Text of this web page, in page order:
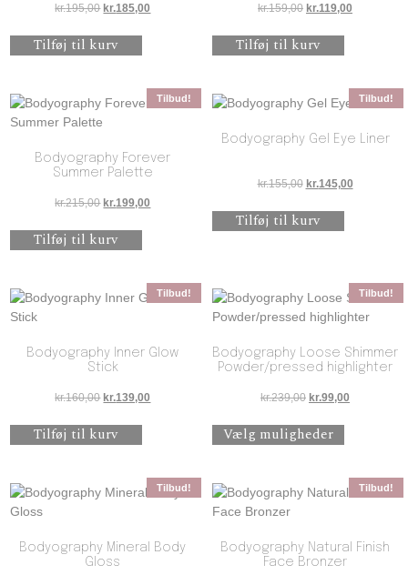
kr.195,00 Den oprindelige pris var: kr.195,00.
kr.185,00 Den aktuelle pris er: kr.185,00.
Tilføj til kurv
kr.159,00 Den oprindelige
kr.119,00
Tilføj til kurv
Tilbud!
Bodyography Forever
Summer Palette
kr.215,00 Den oprindelige pris var: kr.215,00.
kr.199,00
Tilføj til kurv
Tilbud!
Bodyography Gel Eye Liner
kr.155,00 Den oprindelige pris
kr.145,00Den
Tilføj til kurv
Tilbud!
Bodyography Inner Glow
Stick
kr.160,00 Den oprindelige pris var: kr.160,00.
kr.139,00 Den aktuelle pris er: kr.139,00.
Tilføj til kurv
Tilbud!
Bodyography Loose Shimmer
Powder/pressed highlighter
kr.239,00 Den oprindelige
kr.99,00
Vælg muligheder
Tilbud!
Bodyography Mineral Body
Gloss
Tilbud!
Bodyography Natural Finish
Face Bronzer